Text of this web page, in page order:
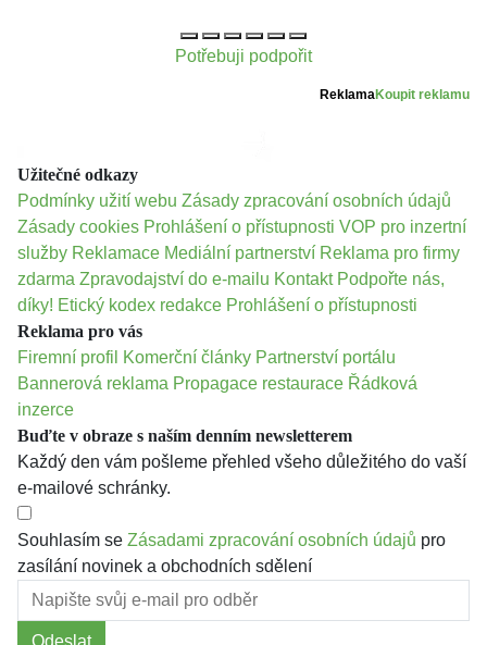
Potřebuji podpořit
ReklamaKoupit reklamu
Užitečné odkazy
Podmínky užití webu Zásady zpracování osobních údajů
Zásady cookies Prohlášení o přístupnosti VOP pro inzertní
služby Reklamace Mediální partnerství Reklama pro firmy
zdarma Zpravodajství do e-mailu Kontakt Podpořte nás,
díky! Etický kodex redakce Prohlášení o přístupnosti
Reklama pro vás
Firemní profil
Komerční články Partnerství portálu
Bannerová reklama Propagace restaurace Řádková
inzerce
Buďte v obraze s naším denním newsletterem
Každý den vám pošleme přehled všeho důležitého do vaší
e-mailové schránky.
Souhlasím se Zásadami zpracování osobních údajů pro
zasílání novinek a obchodních sdělení